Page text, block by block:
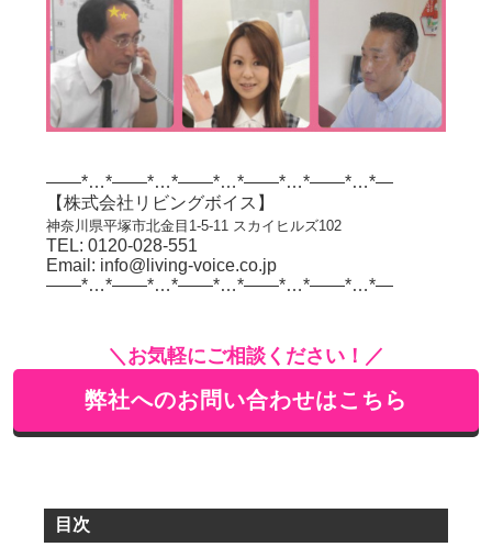
——*…*——*…*——*…*——*…*——*…*—
【株式会社リビングボイス】
神奈川県平塚市北金目1-5-11 スカイヒルズ102
TEL: 0120-028-551
Email: info@living-voice.co.jp
——*…*——*…*——*…*——*…*——*…*—
＼お気軽にご相談ください！／
弊社へのお問い合わせはこちら
目次